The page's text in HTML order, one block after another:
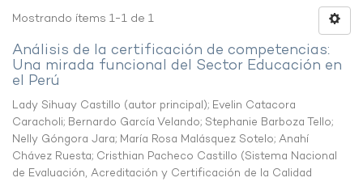
Mostrando ítems 1-1 de 1
Análisis de la certificación de competencias:
Una mirada funcional del Sector Educación en
el Perú
Lady Sihuay Castillo (autor principal); Evelin Catacora
Caracholi; Bernardo García Velando; Stephanie Barboza Tello;
Nelly Góngora Jara; María Rosa Malásquez Sotelo; Anahí
Chávez Ruesta; Cristhian Pacheco Castillo (Sistema Nacional
de Evaluación, Acreditación y Certificación de la Calidad